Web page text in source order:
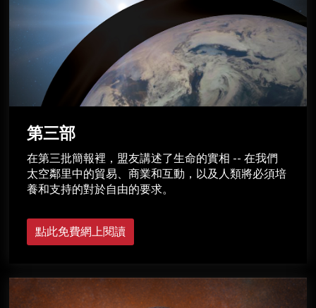
第三部
在第三批簡報裡，盟友講述了生命的實相 -- 在我們
太空鄰里中的貿易、商業和互動，以及人類將必須培
養和支持的對於自由的要求。
點此免費網上閱讀